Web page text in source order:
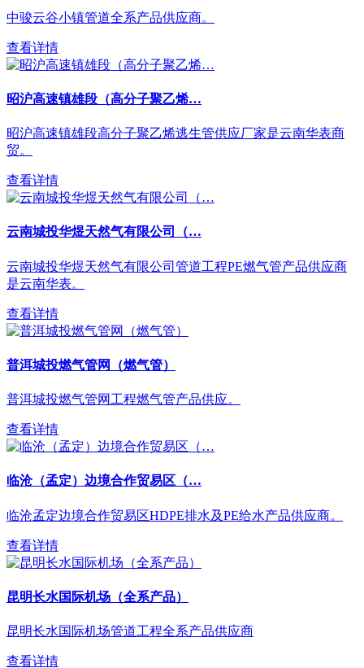
中骏云谷小镇管道全系产品供应商。
查看详情
昭沪高速镇雄段（高分子聚乙烯…
昭沪高速镇雄段高分子聚乙烯逃生管供应厂家是云南华表商
贸。
查看详情
云南城投华煜天然气有限公司（…
云南城投华煜天然气有限公司管道工程PE燃气管产品供应商
是云南华表。
查看详情
普洱城投燃气管网（燃气管）
普洱城投燃气管网工程燃气管产品供应。
查看详情
临沧（孟定）边境合作贸易区（…
临沧孟定边境合作贸易区HDPE排水及PE给水产品供应商。
查看详情
昆明长水国际机场（全系产品）
昆明长水国际机场管道工程全系产品供应商
查看详情